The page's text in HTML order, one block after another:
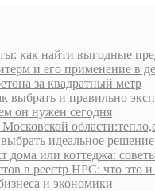
как найти выгодные
и его применение в
за квадратный метр
выбрать и правильно
он нужен сегодня
идеальное
дома или коттеджа:
в реестр НРС: что это
и экономики